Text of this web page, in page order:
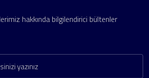
hakkında bilgilendirici bültenler